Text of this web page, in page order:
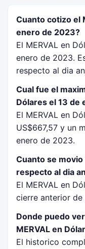
Cuanto cotizo el
enero de 2023?
El MERVAL en
enero de 2023.
respecto al dia
Cual fue el
Dólares el 13 de
El MERVAL en
US$667,57 y un
enero de 2023.
Cuanto se movio
respecto al dia
El MERVAL en
cierre anterior de
Donde puedo
MERVAL en
El historico